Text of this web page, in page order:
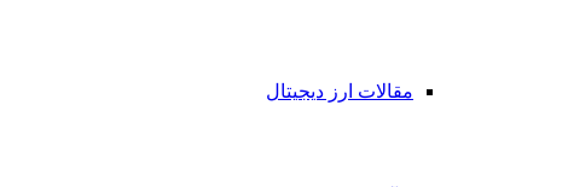
مقالات ارز دیجیتال